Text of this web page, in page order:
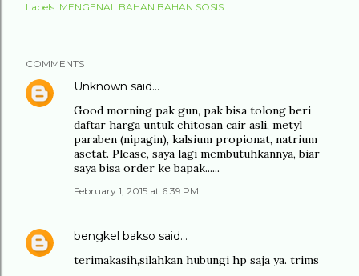
Labels: MENGENAL BAHAN BAHAN SOSIS
COMMENTS
Unknown said…
Good morning pak gun, pak bisa tolong beri
daftar harga untuk chitosan cair asli, metyl
paraben (nipagin), kalsium propionat, natrium
asetat. Please, saya lagi membutuhkannya, biar
saya bisa order ke bapak......
February 1, 2015 at 6:39 PM
bengkel bakso said…
terimakasih,silahkan hubungi hp saja ya. trims